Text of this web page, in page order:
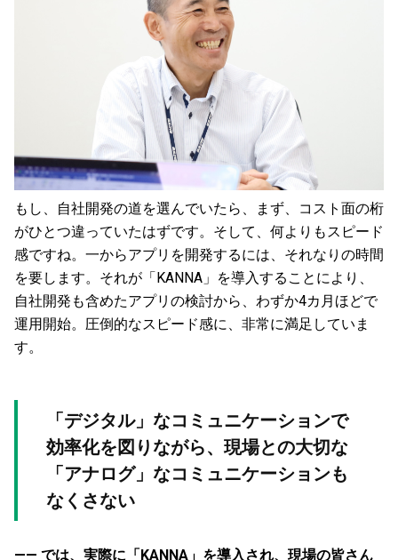
もし、自社開発の道を選んでいたら、まず、コスト面の桁
がひとつ違っていたはずです。そして、何よりもスピード
感ですね。一からアプリを開発するには、それなりの時間
を要します。それが「KANNA」を導入することにより、
自社開発も含めたアプリの検討から、わずか4カ月ほどで
運用開始。圧倒的なスピード感に、非常に満足していま
す。
「デジタル」なコミュニケーションで
効率化を図りながら、現場との大切な
「アナログ」なコミュニケーションも
なくさない
—— では、実際に「KANNA」を導入され、現場の皆さん